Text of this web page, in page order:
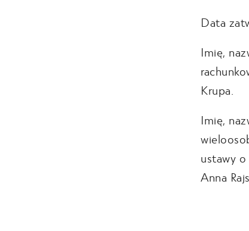
Data
Imię,
Krupa.
Imię,
ustawy o
Anna